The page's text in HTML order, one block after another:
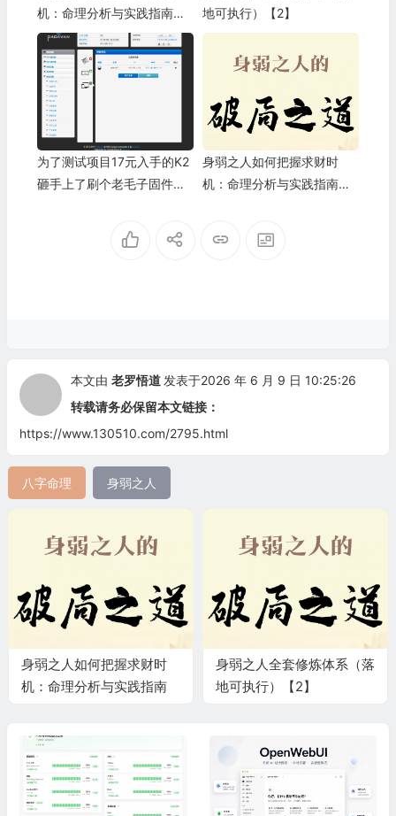
机：命理分析与实践指南
【3】
地可执行）【2】
为了测试项目17元入手的K2
砸手上了刷个老毛子固件做
身弱之人如何把握求财时
机：命理分析与实践指南
本文由 老罗悟道 发表于2026 年 6 月 9 日 10:25:26
转载请务必保留本文链接：
https://www.130510.com/2795.html
八字命理 身弱之人
身弱之人如何把握求财时
机：命理分析与实践指南
身弱之人全套修炼体系（落
地可执行）【2】